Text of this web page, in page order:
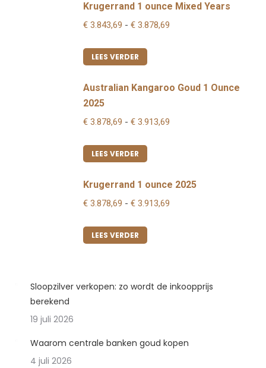
Krugerrand 1 ounce Mixed Years
€ 3.843,69 - € 3.878,69
LEES VERDER
Australian Kangaroo Goud 1 Ounce
2025
€ 3.878,69 - € 3.913,69
LEES VERDER
Krugerrand 1 ounce 2025
€ 3.878,69 - € 3.913,69
LEES VERDER
Sloopzilver verkopen: zo wordt de inkoopprijs
berekend
19 juli 2026
Waarom centrale banken goud kopen
4 juli 2026